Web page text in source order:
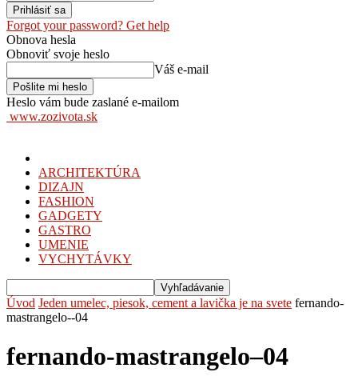
Forgot your password? Get help
Obnova hesla
Obnoviť svoje heslo
Váš e-mail
Heslo vám bude zaslané e-mailom
www.zozivota.sk
ARCHITEKTÚRA
DIZAJN
FASHION
GADGETY
GASTRO
UMENIE
VYCHYTÁVKY
Úvod Jeden umelec, piesok, cement a lavička je na svete fernando-
mastrangelo--04
fernando-mastrangelo–04